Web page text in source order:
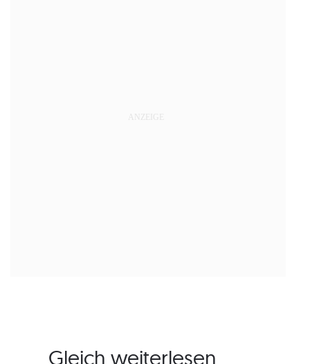
Gleich weiterlesen